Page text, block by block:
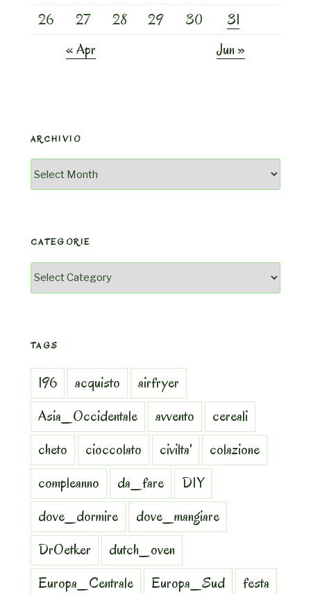
26
27 28 29 30
31
« Apr
Jun »
ARCHIVIO
Archivio
CATEGORIE
Categorie
TAGS
196 acquisto
airfryer
Asia_Occidentale
avvento
cereali
cheto
cioccolato civilta'
colazione
compleanno
da_fare
DIY
dove_dormire
dove_mangiare
DrOetker
dutch_oven
Europa_Centrale
Europa_Sud
festa